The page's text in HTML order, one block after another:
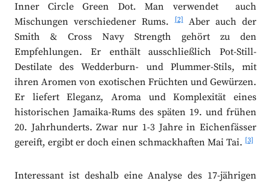
Inner Circle Green Dot. Man verwendet auch
Mischungen verschiedener Rums.[2]Aber auch der
Smith & Cross Navy Strength gehört zu den
Empfehlungen. Er enthält ausschließlich Pot-Still-
Destilate des Wedderburn- und Plummer-Stils, mit
ihren Aromen von exotischen Früchten und Gewürzen.
Er liefert Eleganz, Aroma und Komplexität eines
historischen Jamaika-Rums des späten 19. und frühen
20. Jahrhunderts. Zwar nur 1-3 Jahre in Eichenfässer
gereift, ergibt er doch einen schmackhaften Mai Tai.[3]
Interessant ist deshalb eine Analyse des 17-jährigen